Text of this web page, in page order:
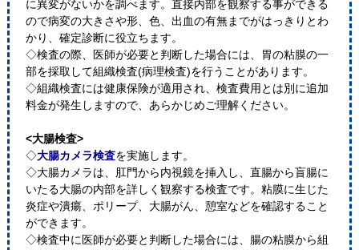
に異変がないかを調べます。直接内部を観察する事ができる
ので病変の大きさや形、色、出血の有無までがはっきりとわ
かり、確定診断に役立ちます。
◇検査の際、医師が必要と判断した場合には、胃の粘膜の一
部を採取して組織検査(病理検査)を行うことがあります。
◇組織検査には健康保険が適用され、検査費用とは別に追加
料金が発生しますので、あらかじめご理解ください。
<大腸検査>
◇大腸カメラ検査を実施します。
◇大腸カメラは、肛門から内視鏡を挿入し、直腸から盲腸に
いたる大腸の内部を詳しく観察する検査です。粘膜に生じた
炎症や潰瘍、ポリープ、大腸がん、憩室などを確認すること
ができます。
◇検査中に医師が必要と判断した場合には、腸の粘膜から組